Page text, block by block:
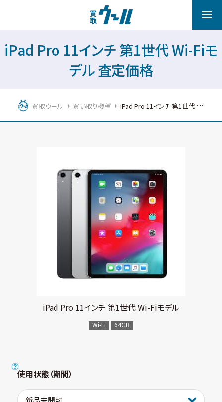
iPad Pro 11インチ 第1世代 Wi-Fiモ
デル 査定価格
買取ウール 買い取り機種 iPad Pro 11インチ 第1世代 Wi-Fiモデル
iPad Pro 11インチ 第1世代 Wi-Fiモデル
Wi-Fi 64GB
使用状態（期間）